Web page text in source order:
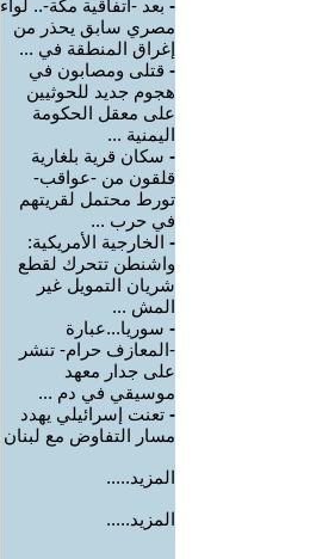
- بعد -اتفاقية مكة-.. لواء
مصري سابق يحذر من
إغراق المنطقة في ...
- قتلى ومصابون في
هجوم جديد للحوثيين
على معقل الحكومة
اليمنية ...
- سكان قرية بلغارية
قلقون من -عواقب-
تورط محتمل لقريتهم
في حرب ...
- الخارجية الأمريكية:
واشنطن تتحرك لقطع
شريان التمويل غير
المش ...
- سوريا...عبارة
-المعازف حرام- تنشر
على جدار معهد
موسيقي في دم ...
- تعنت إسرائيلي يهدد
مسار التفاوض مع لبنان
المزيد.....
المزيد.....